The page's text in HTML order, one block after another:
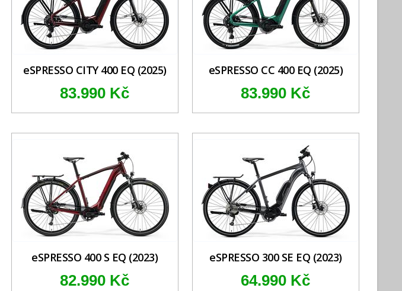
eSPRESSO CITY 400 EQ (2025)
83.990 Kč
eSPRESSO CC 400 EQ (2025)
83.990 Kč
eSPRESSO 400 S EQ (2023)
82.990 Kč
eSPRESSO 300 SE EQ (2023)
64.990 Kč